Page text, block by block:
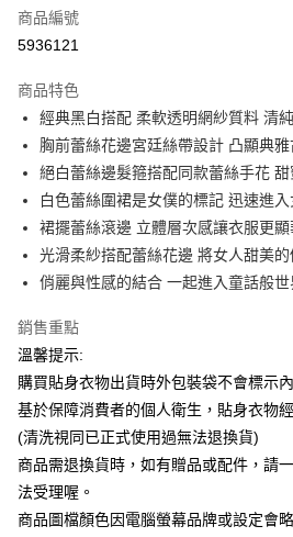
超商取貨付款
Apple Pay
街口支付
悠遊付
ATM付款
運送方式
全家付款取貨
每筆NT$65，滿NT$599(含以上)免運費
7-11付款取貨
每筆NT$65，滿NT$599(含以上)免運費
宅配
每筆NT$80，滿NT$599(含以上)免運費
商品編號
5936121
商品特色
經典黑白搭配 柔軟透明網紗質料 清
胸前蕾絲花邊宮廷絲帶設計 凸顯典
絕白蕾絲邊髮箍搭配同款蕾絲手花 甜
白色蕾絲圍裙是女僕的標記 迅速進
裙擺蕾絲滾邊 立體層次感讓衣服更顯
光滑柔紗搭配蕾絲花邊 將女人甜美
俏麗與性感的結合 一起進入童話般世
銷售重點
溫馨提示:
購買貼身衣物出貨時外包裝袋不會標示
基於保障消費者的個人衛生，貼身衣物
(清洗視同已正式使用過無法退換貨)
商品需退換貨時，如有贈品或配件，請
法受理喔。
商品圖檔顏色因電腦螢幕品牌或設定會